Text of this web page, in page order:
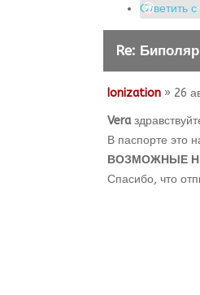
Ответить с
Re:
Ionization » 26
Vera
В паспорте это
ВОЗМОЖНЫЕ
Спасибо, что